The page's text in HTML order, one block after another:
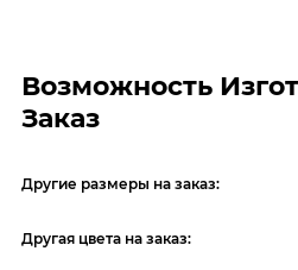
Возможность
Заказ
Другие размеры на заказ:
Другая цвета на заказ: